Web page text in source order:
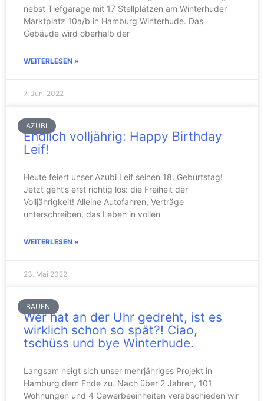
nebst Tiefgarage mit 17 Stellplätzen am Winterhuder
Marktplatz 10a/b in Hamburg Winterhude. Das
Gebäude wird oberhalb der
WEITERLESEN »
7. Juni 2022
AZUBI
Endlich volljährig: Happy Birthday
Leif!
Heute feiert unser Azubi Leif seinen 18. Geburtstag!
Jetzt geht‘s erst richtig los: die Freiheit der
Volljährigkeit! Alleine Autofahren, Verträge
unterschreiben, das Leben in vollen
WEITERLESEN »
23. Mai 2022
BAUEN
Wer hat an der Uhr gedreht, ist es
wirklich schon so spät?! Ciao,
tschüss und bye Winterhude.
Langsam neigt sich unser mehrjähriges Projekt in
Hamburg dem Ende zu. Nach über 2 Jahren, 101
Wohnungen und 4 Gewerbeeinheiten verabschieden wir